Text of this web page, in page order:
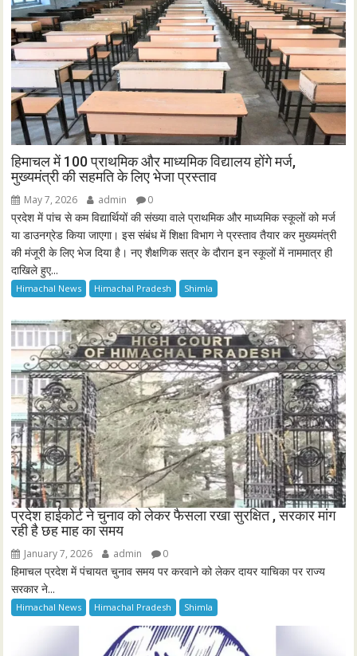
हिमाचल में 100 प्राथमिक और माध्यमिक विद्यालय होंगे मर्ज,
मुख्यमंत्री की सहमति के लिए भेजा प्रस्ताव
May 7, 2026 admin 0
प्रदेश में पांच से कम विद्यार्थियों की संख्या वाले प्राथमिक और माध्यमिक स्कूलों को मर्ज
या डाउनग्रेड किया जाएगा। इस संबंध में शिक्षा विभाग ने प्रस्ताव तैयार कर मुख्यमंत्री
की मंजूरी के लिए भेज दिया है। नए शैक्षणिक सत्र के दौरान इन स्कूलों में नाममात्र ही
दाखिले हुए...
Himachal News Himachal Pradesh Shimla
प्रदेश हाईकोर्ट ने चुनाव को लेकर फैसला रखा सुरक्षित , सरकार मांग
रही है छह माह का समय
January 7, 2026 admin 0
हिमाचल प्रदेश में पंचायत चुनाव समय पर करवाने को लेकर दायर याचिका पर राज्य
सरकार ने...
Himachal News Himachal Pradesh Shimla